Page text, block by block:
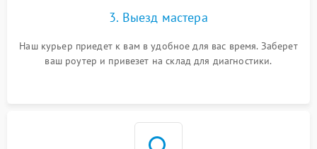
3. Выезд мастера
Наш курьер приедет к вам в удобное для вас время. Заберет
ваш роутер и привезет на склад для диагностики.